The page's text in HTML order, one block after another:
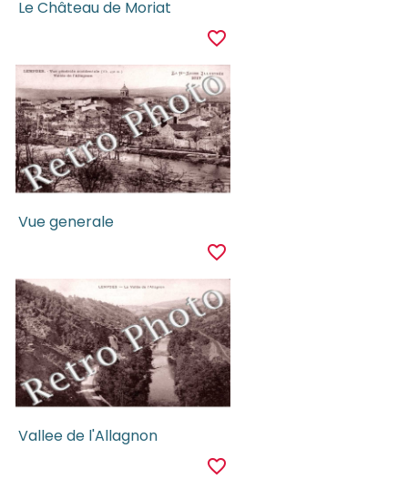
Le Château de Moriat
favorite_border
Vue generale
favorite_border
Vallee de l'Allagnon
favorite_border